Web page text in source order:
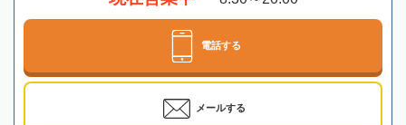
電話する
メールする